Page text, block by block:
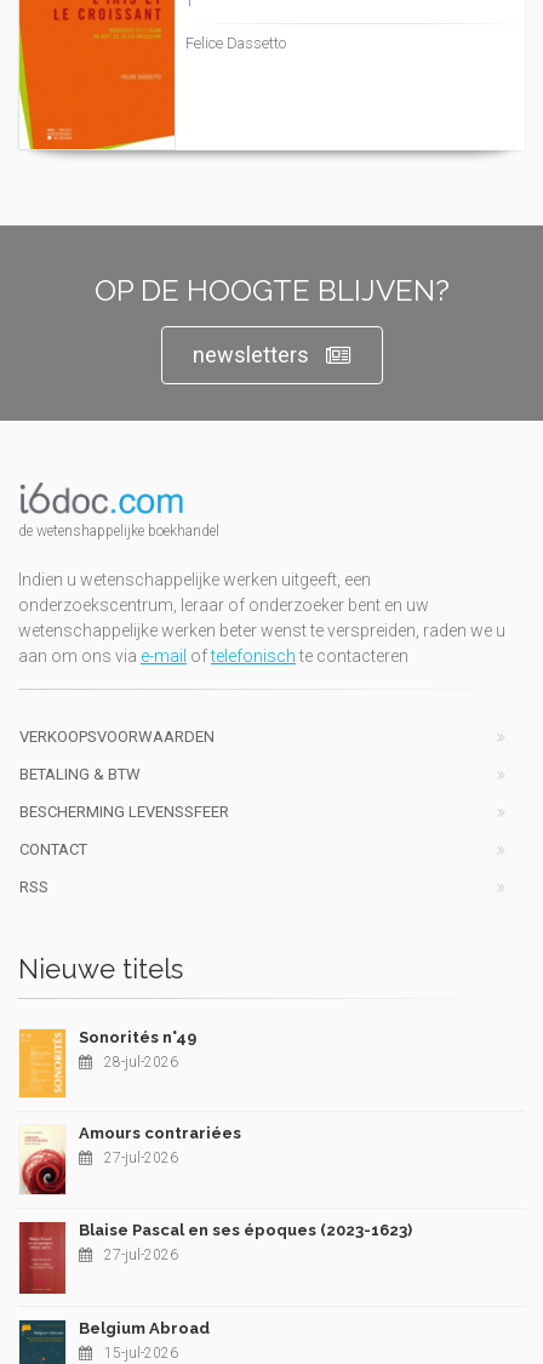
Felice Dassetto
OP DE HOOGTE BLIJVEN?
newsletters
de wetenshappelijke boekhandel
Indien u wetenschappelijke werken uitgeeft, een
onderzoekscentrum, leraar of onderzoeker bent en uw
wetenschappelijke werken beter wenst te verspreiden, raden we u
aan om ons via e-mail oftelefonischte contacteren
VERKOOPSVOORWAARDEN
BETALING & BTW
BESCHERMING LEVENSSFEER
CONTACT
RSS
Nieuwe titels
Sonorités n°49
28-jul-2026
Amours contrariées
27-jul-2026
Blaise Pascal en ses époques (2023-1623)
27-jul-2026
Belgium Abroad
15-jul-2026